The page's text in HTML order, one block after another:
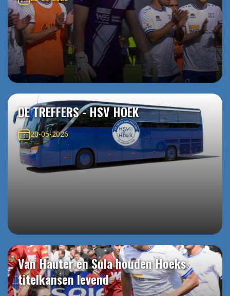
DE TREFFERS - HSV HOEK
20-05-2026
Van Hauter en Sula houden Hoeks
titelkansen levend